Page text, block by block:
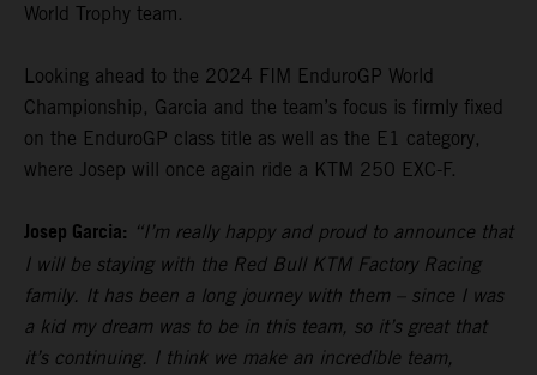
World Trophy team.
Looking ahead to the 2024 FIM EnduroGP World
Championship, Garcia and the team’s focus is firmly fixed
on the EnduroGP class title as well as the E1 category,
where Josep will once again ride a KTM 250 EXC-F.
Josep Garcia: “I’m really happy and proud to announce that
I will be staying with the Red Bull KTM Factory Racing
family. It has been a long journey with them – since I was
a kid my dream was to be in this team, so it’s great that
it’s continuing. I think we make an incredible team,